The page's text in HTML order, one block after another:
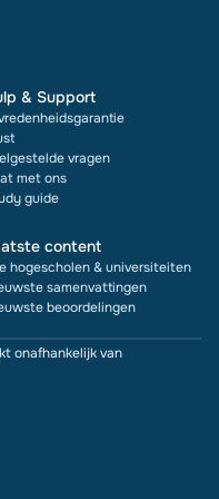
& Support
vragen
met ons
guide
content
hogescholen & universiteiten
samenvattingen
beoordelingen
onafhankelijk van